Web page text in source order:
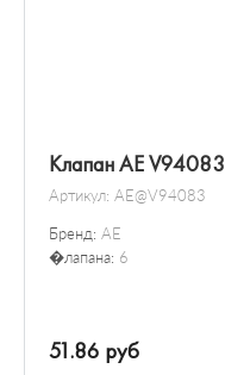
Клапан AE V94083
Артикул: AE@V94083
Бренд: AE
�лапана: 6
51.86 руб